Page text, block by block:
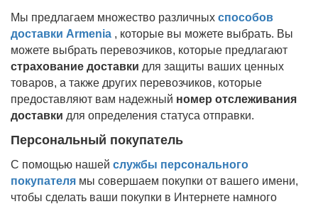
Мы предлагаем множество различных способов
доставки Armenia , которые вы можете выбрать. Вы
можете выбрать перевозчиков, которые предлагают
страхование доставки для защиты ваших ценных
товаров, а также других перевозчиков, которые
предоставляют вам надежный номер отслеживания
доставки для определения статуса отправки.
Персональный покупатель
С помощью нашей службы персонального
покупателя мы совершаем покупки от вашего имени,
чтобы сделать ваши покупки в Интернете намного